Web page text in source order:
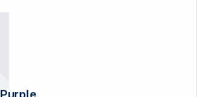
Apple Airpods Max 2 Purple